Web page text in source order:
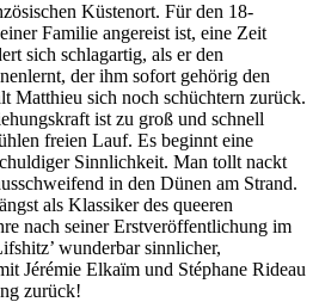
Küstenort. Für den 18-
Familie angereist ist, eine Zeit
sich schlagartig, als er den
der ihm sofort gehörig den
Matthieu sich noch schüchtern zurück.
ist zu groß und schnell
freien Lauf. Es beginnt eine
Sinnlichkeit. Man tollt nackt
in den Dünen am Strand.
als Klassiker des queeren
nach seiner Erstveröffentlichung im
wunderbar sinnlicher,
Jérémie Elkaïm und Stéphane Rideau
zurück!